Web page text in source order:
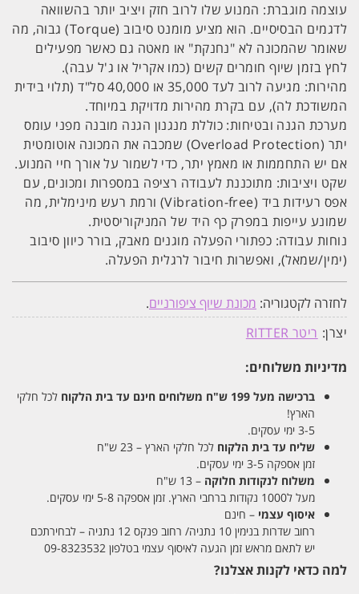
עוצמה מוגברת: המנוע שלו לרוב חזק ויציב יותר בהשוואה
לדגמים הבסיסיים. הוא מציע מומנט סיבוב (Torque) גבוה, מה
שאומר שהמכונה לא "נחנקת" או מאטה גם כאשר מפעילים
לחץ בזמן שיוף חומרים קשים (כמו אקריל או ג'ל עבה).
מהירות: מגיעה לרוב לעד 35,000 או 40,000 סל"ד (תלוי בידית
המשודכת לה), עם בקרת מהירות מדויקת במיוחד.
מערכת הגנה ובטיחות: כוללת מנגנון הגנה מובנה מפני עומס
יתר (Overload Protection) שמכבה את המכונה אוטומטית
אם יש התחממות או מאמץ יתר, כדי לשמור על אורך חיי המנוע.
שקט ויציבות: מתוכננת לעבודה רציפה במספרות ומכונים, עם
אפס רעידות ביד (Vibration-free) ורמת רעש מינימלית, מה
שמונע עייפות במפרק כף היד של המניקוריסטית.
נוחות עבודה: כפתורי הפעלה מוגנים מאבק, בורר כיוון סיבוב
(ימין/שמאל), ואפשרות חיבור לרגלית הפעלה.
לחזרה לקטגוריה: מכונת שיוף ציפורניים.
יצרן: ריטר RITTER
מדיניות משלוחים:
ברכישה מעל 199 ש"ח משלוחים חינם עד בית הלקוח לכל חלקי
הארץ!
3-5 ימי עסקים.
שליח עד בית הלקוח לכל חלקי הארץ – 23 ש"ח
זמן אספקה 3-5 ימי עסקים.
משלוח לנקודות חלוקה – 13 ש"ח
מעל ל1000 נקודות ברחבי הארץ. זמן אספקה 5-8 ימי עסקים.
איסוף עצמי – חינם
רחוב שדרות בנימין 10 נתניה/ רחוב פנקס 12 נתניה – לבחירתכם
יש לתאם מראש זמן הגעה לאיסוף עצמי בטלפון 09-8323532
למה כדאי לקנות אצלנו?